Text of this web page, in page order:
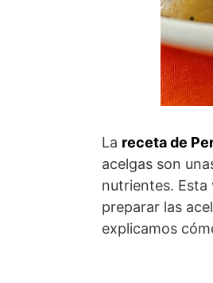
La receta de
acelgas son
nutrientes. Esta
preparar las
explicamos